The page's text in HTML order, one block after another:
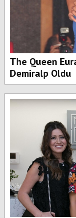
The Queen
Demiralp Oldu